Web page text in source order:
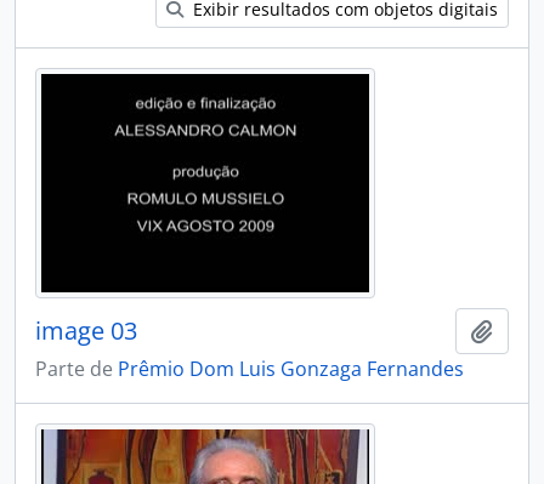
Exibir resultados com objetos digitais
image 03
Parte de Prêmio Dom Luis Gonzaga Fernandes